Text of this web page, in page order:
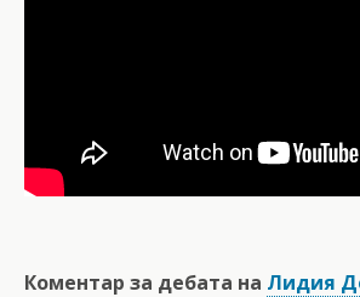
Коментар за дебата на Лидия